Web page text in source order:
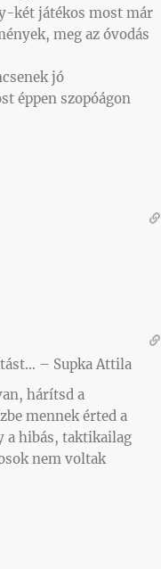
két játékos most már
meg az óvodás
jó
éppen szopóágon
– Supka Attila
hárítsd a
mennek érted a
a hibás, taktikailag
nem voltak